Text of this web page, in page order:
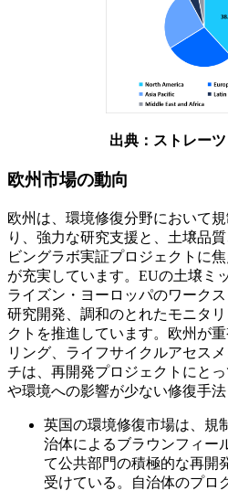
出典：ストレー
欧州市場の動向
欧州は、環境修復分野において
り、強力な研究支援と、土壌品
ビングラボ実証プロジェクトに
が充実しています。EUの土壌ミ
ライズン・ヨーロッパのワーク
研究開発、調和のとれたモニタ
クトを推進しています。欧州が
リング、ライフサイクルアセス
チは、再開発プロジェクトにと
や環境への影響が少ない修復手法
英国の環境修復市場は、規
治体によるブラウンフィー
て公共部門の積極的な再開
受けている。自治体のプロ